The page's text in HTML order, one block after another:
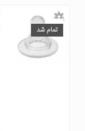
تمام شد